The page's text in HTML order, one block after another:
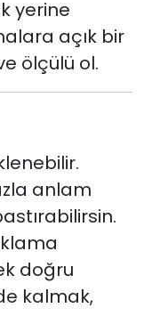
yerine
açık bir
ölçülü ol.
anlam
doğru
kalmak,